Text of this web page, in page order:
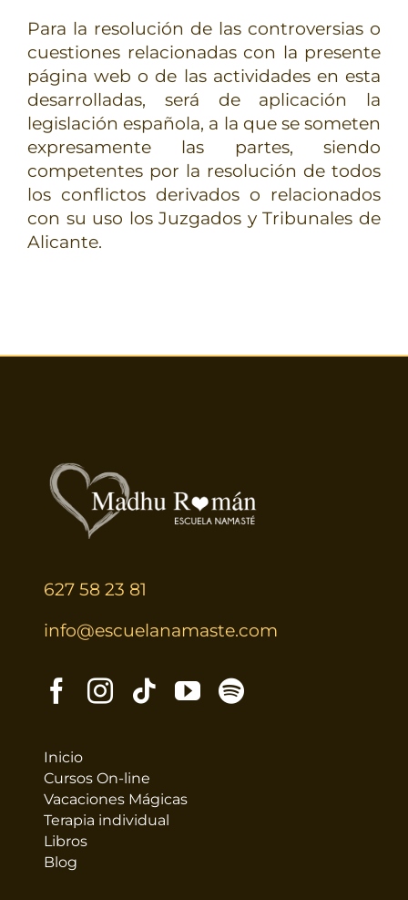
Para la resolución de las controversias o
cuestiones relacionadas con la presente
página web o de las actividades en esta
desarrolladas, será de aplicación la
legislación española, a la que se someten
expresamente las partes, siendo
competentes por la resolución de todos
los conflictos derivados o relacionados
con su uso los Juzgados y Tribunales de
Alicante.
627 58 23 81
info@escuelanamaste.com
Inicio
Cursos On-line
Vacaciones Mágicas
Terapia individual
Libros
Blog